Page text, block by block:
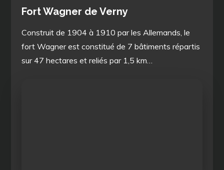
Fort Wagner de Verny
Construit de 1904 à 1910 par les Allemands, le
fort Wagner est constitué de 7 bâtiments répartis
sur 47 hectares et reliés par 1,5 km…